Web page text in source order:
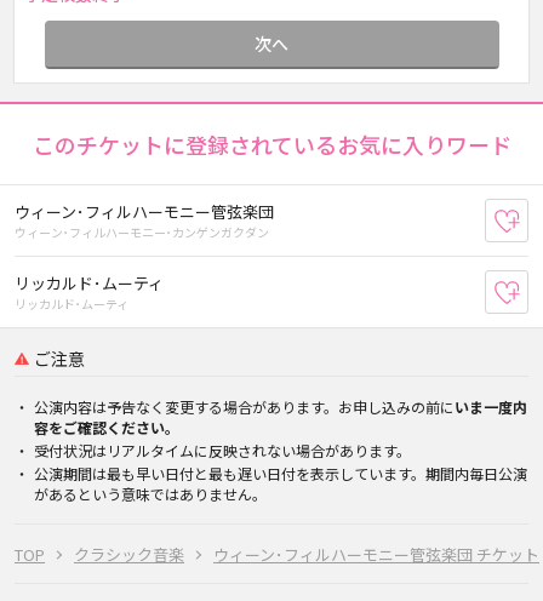
TOP クラシック音楽 ウィーン･フィルハーモニー管弦楽団 チケット
次へ
このチケットに登録されているお気に入りワード
ウィーン･フィルハーモニー管弦楽団
ウィーン･フィルハーモニー･カンゲンガクダン
リッカルド･ムーティ
リッカルド･ムーティ
ご注意
公演内容は予告なく変更する場合があります。お申し込みの前にいま一度内
容をご確認ください。
受付状況はリアルタイムに反映されない場合があります。
公演期間は最も早い日付と最も遅い日付を表示しています。期間内毎日公演
があるという意味ではありません。